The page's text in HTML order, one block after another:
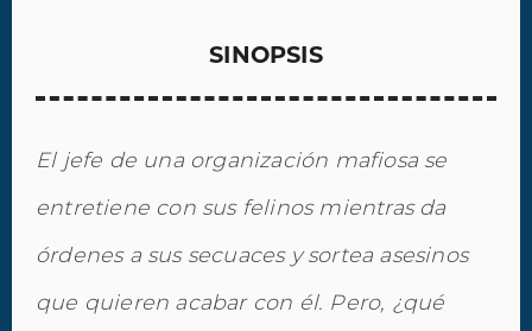
SINOPSIS
El jefe de una organización mafiosa se
entretiene con sus felinos mientras da
órdenes a sus secuaces y sortea asesinos
que quieren acabar con él. Pero, ¿qué